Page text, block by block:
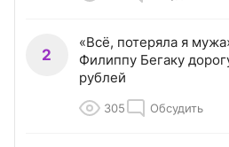
2
«Всё, потеряла я
Филиппу Бегаку
рублей
305 Обсудить